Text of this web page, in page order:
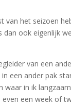
van het seizoen
ook eigenlijk
van een
een ander pak
in ik
een week of